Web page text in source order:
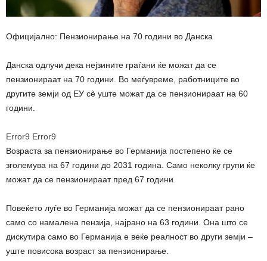
Официјално: Пензионирање на 70 години во Данска
Данска одлучи дека нејзините граѓани ќе можат да се
пензионираат на 70 години. Во меѓувреме, работниците во
другите земји од ЕУ сè уште можат да се пензионираат на 60
години.
Error9 Error9
Возраста за пензионирање во Германија постепено ќе се
зголемува на 67 години до 2031 година. Само неколку групи ќе
можат да се пензионираат пред 67 години.
Повеќето луѓе во Германија можат да се пензионираат рано
само со намалена пензија, најрано на 63 години. Она што се
дискутира само во Германија е веќе реалност во други земји –
уште повисока возраст за пензионирање.